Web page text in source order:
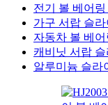
전기 볼 베어
가구 서랍 슬라
자동차 볼 베
캐비닛 서랍 슬
알루미늄 슬라